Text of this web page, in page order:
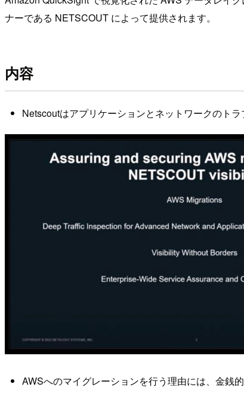
ナーである NETSCOUT によって提供されます。
内容
Netscoutはアプリケーションとネットワークのト
AWSへのマイグレーションを行う理由には、金銭